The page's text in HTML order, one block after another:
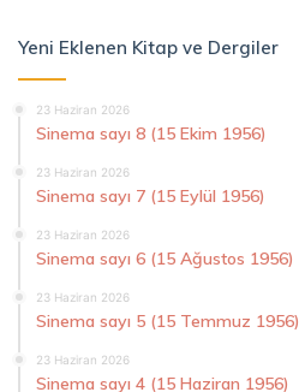
Yeni Eklenen Kitap ve Dergiler
23 Haziran 2026
Sinema sayı 8 (15 Ekim 1956)
23 Haziran 2026
Sinema sayı 7 (15 Eylül 1956)
23 Haziran 2026
Sinema sayı 6 (15 Ağustos 1956)
23 Haziran 2026
Sinema sayı 5 (15 Temmuz 1956)
23 Haziran 2026
Sinema sayı 4 (15 Haziran 1956)